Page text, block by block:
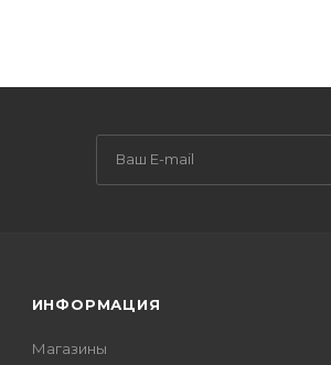
ИНФОРМАЦИЯ
Магазины